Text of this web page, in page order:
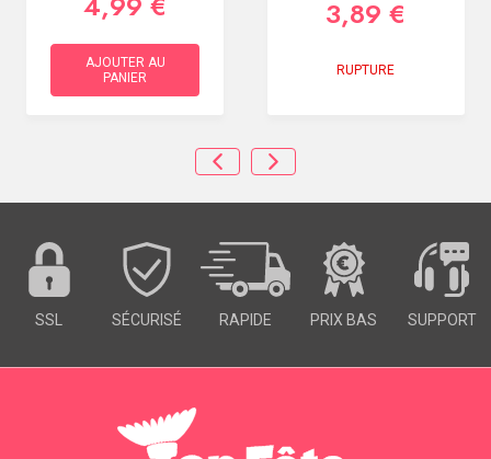
AJOUTER AU
PANIER
3,89 €
RUPTURE
SSL SÉCURISÉ RAPIDE PRIX BAS SUPPORT